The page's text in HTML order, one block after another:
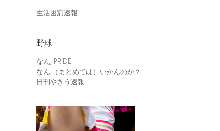
生活困窮速報
野球
なんJ PRIDE
なんJ（まとめては）いかんのか？
日刊やきう速報